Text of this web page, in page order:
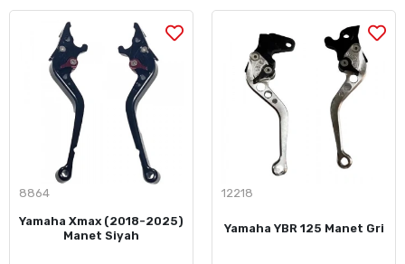
8864
Yamaha Xmax (2018-2025)
Manet Siyah
12218
Yamaha YBR 125 Manet Gri